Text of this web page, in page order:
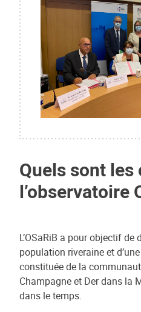
Quels sont
l’observatoire
L’OSaRiB a pour objectif de
population riveraine et
constituée de la
Champagne et Der dans la
dans le temps.